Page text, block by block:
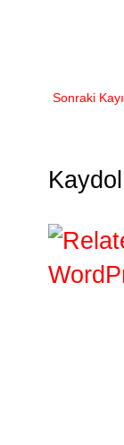
Sonraki